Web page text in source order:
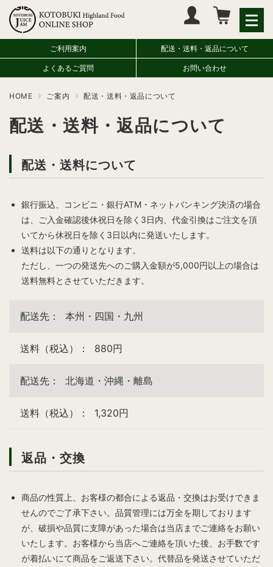
マイページへログイン
カートをみる
ご利用案内 配送・送料・返品について
よくあるご質問 お問い合わせ
HOME ご案内 配送・送料・返品について
配送・送料・返品について
配送・送料について
銀行振込、コンビニ・銀行ATM・ネットバンキング決済の場合
は、ご入金確認後休祝日を除く3日内、代金引換はご注文を頂
いてから休祝日を除く3日以内に発送いたします。
送料は以下の通りとなります。
ただし、一つの発送先へのご購入金額が5,000円以上の場合は
送料無料とさせていただきます。
本州・四国・九州
880円
北海道・沖縄・離島
1,320円
返品・交換
商品の性質上、お客様の都合による返品・交換はお受けできま
せんのでご了承下さい。品質管理には万全を期しております
が、破損や品質に支障があった場合は当店までご連絡をお願い
いたします。お客様から当店へご連絡を頂いた後、お手数です
が着払いにて商品をご返送下さい。代替品を発送させていただ